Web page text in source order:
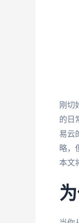
刚切
的日
易云
略，
本文